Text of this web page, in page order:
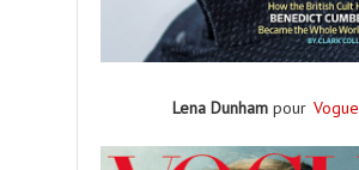
Lena Dunhampour Vogue